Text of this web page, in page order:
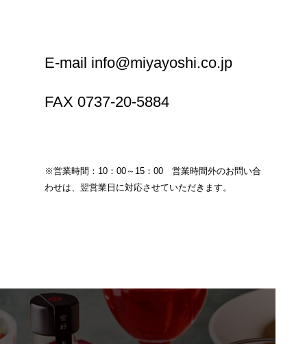
E-mail info@miyayoshi.co.jp
FAX 0737-20-5884
※営業時間：10：00～15：00 営業時間外のお問い合
わせは、翌営業日に対応させていただきます。